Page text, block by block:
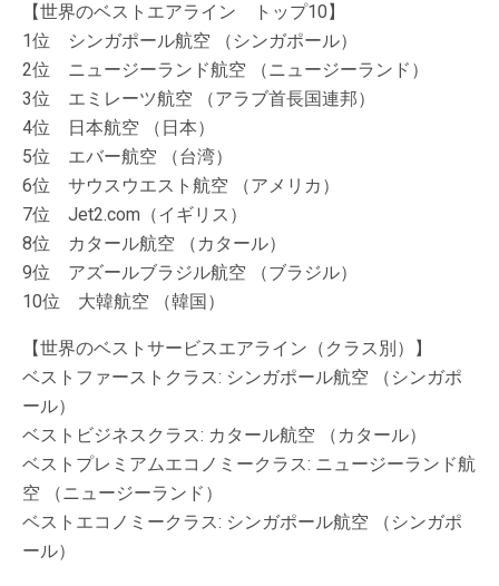
【世界のベストエアライン トップ10】
1位 シンガポール航空 （シンガポール）
2位 ニュージーランド航空 （ニュージーランド）
3位 エミレーツ航空 （アラブ首長国連邦）
4位 日本航空 （日本）
5位 エバー航空 （台湾）
6位 サウスウエスト航空 （アメリカ）
7位 Jet2.com（イギリス）
8位 カタール航空 （カタール）
9位 アズールブラジル航空 （ブラジル）
10位 大韓航空 （韓国）
【世界のベストサービスエアライン（クラス別）】
ベストファーストクラス: シンガポール航空 （シンガポ
ール）
ベストビジネスクラス: カタール航空 （カタール）
ベストプレミアムエコノミークラス: ニュージーランド航
空 （ニュージーランド）
ベストエコノミークラス: シンガポール航空 （シンガポ
ール）